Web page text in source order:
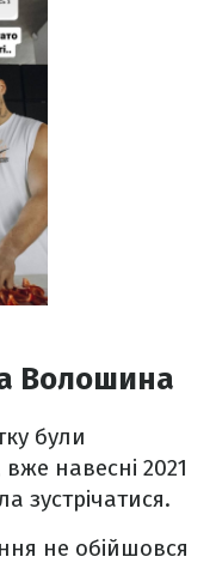
Волошина
були
навесні 2021
зустрічатися.
не обійшовся